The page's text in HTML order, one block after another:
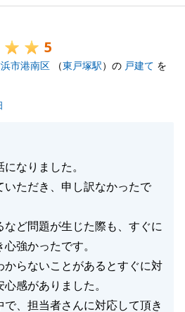
ころご協力いただきまして誠に
愛顧賜りますようお願い申し
でもお気軽にご連絡ください
閉じる
5
市港南区 （東戸塚駅）の 戸建て を
なりました。
いただき、申し訳なかったで
ど問題が生じた際も、すぐに
強かったです。
からないことがあるとすぐに対
感がありました。
、担当者さんに対応して頂き